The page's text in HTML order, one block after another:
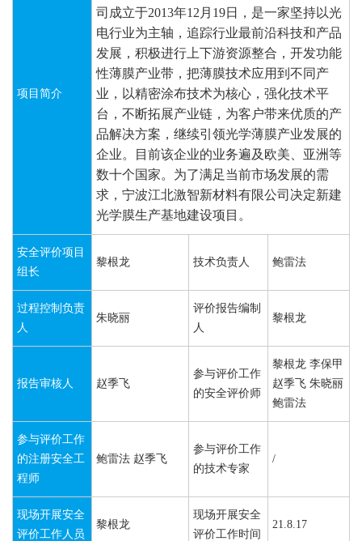
项目简介
司成立于2013年12 月 19日，是一家坚持以光
电行业为主轴，追踪行业最前沿科技和产品
发展，积极进行上下游资源整合，开发功能
性薄膜产业带，把薄膜技术应用到不同产
业，以精密涂布技术为核心，强化技术平
台，不断拓展产业链，为客户带来优质的产
品解决方案，继续引领光学薄膜产业发展的
企业。目前该企业的业务遍及欧美、亚洲等
数十个国家。为了满足当前市场发展的需
求，宁波江北激智新材料有限公司决定新建
光学膜生产基地建设项目。
安全评价项目
组长
黎根龙 技术负责人 鲍雷法
过程控制负责
人
朱晓丽
评价报告编制
人
黎根龙
报告审核人 赵季飞
参与评价工作
的安全评价师
黎根龙 李保甲
赵季飞 朱晓丽
鲍雷法
参与评价工作
的注册安全工
程师
鲍雷法 赵季飞
参与评价工作
的技术专家
/
现场开展安全
评价工作人员
黎根龙
现场开展安全
评价工作时间
21.8.17